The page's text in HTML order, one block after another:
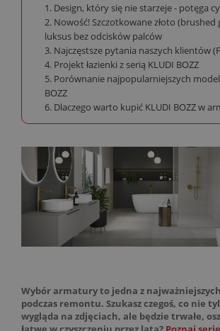
1. Design, który się nie starzeje - potęga
2. Nowość! Szczotkowane złoto (brushed
luksus bez odcisków palców
3. Najczęstsze pytania naszych klientów
4. Projekt łazienki z serią KLUDI BOZZ
5. Porównanie najpopularniejszych
BOZZ
6. Dlaczego warto kupić KLUDI BOZZ w
Wybór armatury to jedna z
podczas remontu. Szukasz czegoś, co nie
wygląda na zdjęciach, ale będzie trwałe,